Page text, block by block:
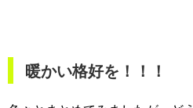
暖かい格好を！！！